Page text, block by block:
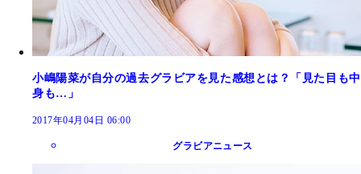
小嶋陽菜が自分の過去グラビアを見た感想とは？「見た目も中
身も…」
2017年04月04日 06:00
グラビアニュース